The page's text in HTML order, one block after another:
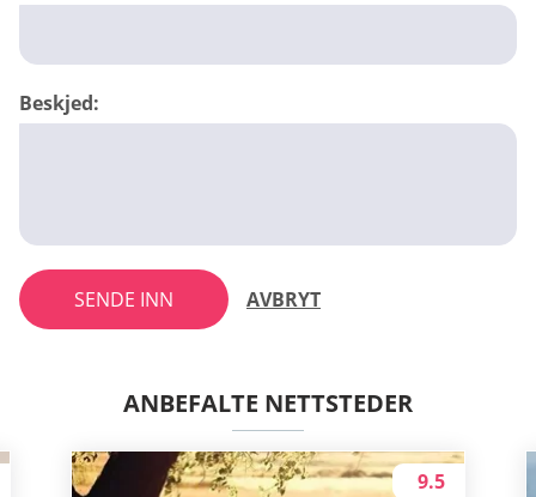
Beskjed:
SENDE INN AVBRYT
ANBEFALTE NETTSTEDER
9.5